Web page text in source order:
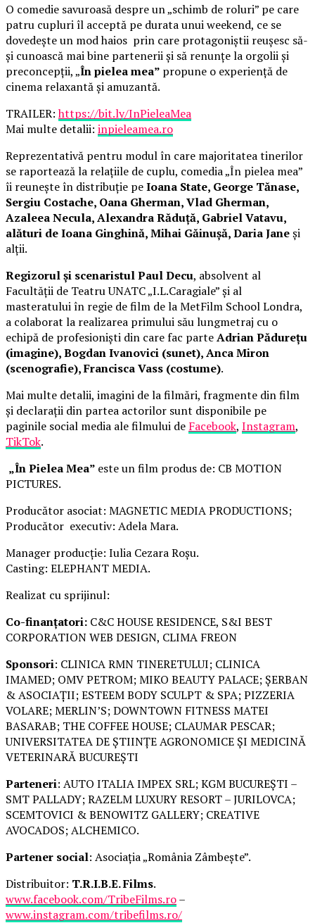
O comedie savuroasă despre un „schimb de roluri” pe care
patru cupluri îl acceptă pe durata unui weekend, ce se
dovedește un mod haios prin care protagoniștii reușesc să-
și cunoască mai bine partenerii și să renunțe la orgolii și
preconcepții, „În pielea mea” propune o experiență de
cinema relaxantă și amuzantă.
TRAILER:https://bit.ly/InPieleaMea
Mai multe detalii: inpieleamea.ro
Reprezentativă pentru modul în care majoritatea tinerilor
se raportează la relațiile de cuplu, comedia „În pielea mea”
îi reunește în distribuție peIoana State, George Tănase,
Sergiu Costache, Oana Gherman, Vlad Gherman,
Azaleea Necula, Alexandra Răduță, Gabriel Vatavu,
alături de Ioana Ginghină, Mihai Găinușă, Daria Janeși
alții.
Regizorul și scenaristul Paul Decu, absolvent al
Facultății de Teatru UNATC „I.L.Caragiale” și al
masteratului în regie de film de la MetFilm School Londra,
a colaborat la realizarea primului său lungmetraj cu o
echipă de profesioniști din care fac parteAdrian Pădurețu
(imagine), Bogdan Ivanovici (sunet), Anca Miron
(scenografie), Francisca Vass (costume).
Mai multe detalii, imagini de la filmări, fragmente din film
și declarații din partea actorilor sunt disponibile pe
paginile social media ale filmului de Facebook, Instagram,
TikTok.
„În Pielea Mea” este un film produs de: CB MOTION
PICTURES.
Producător asociat: MAGNETIC MEDIA PRODUCTIONS;
Producător executiv: Adela Mara.
Manager producție: Iulia Cezara Roșu.
Casting: ELEPHANT MEDIA.
Realizat cu sprijinul:
Co-finanțatori: C&C HOUSE RESIDENCE, S&I BEST
CORPORATION WEB DESIGN, CLIMA FREON
Sponsori: CLINICA RMN TINERETULUI; CLINICA
IMAMED; OMV PETROM; MIKO BEAUTY PALACE; ȘERBAN
& ASOCIAȚII; ESTEEM BODY SCULPT & SPA; PIZZERIA
VOLARE; MERLIN’S; DOWNTOWN FITNESS MATEI
BASARAB; THE COFFEE HOUSE; CLAUMAR PESCAR;
UNIVERSITATEA DE ȘTIINȚE AGRONOMICE ȘI MEDICINĂ
VETERINARĂ BUCUREȘTI
Parteneri: AUTO ITALIA IMPEX SRL; KGM BUCUREȘTI –
SMT PALLADY; RAZELM LUXURY RESORT – JURILOVCA;
SCEMTOVICI & BENOWITZ GALLERY; CREATIVE
AVOCADOS; ALCHEMICO.
Partener social: Asociația „România Zâmbește”.
Distribuitor: T.R.I.B.E. Films.
www.facebook.com/TribeFilms.ro–
www.instagram.com/tribefilms.ro/